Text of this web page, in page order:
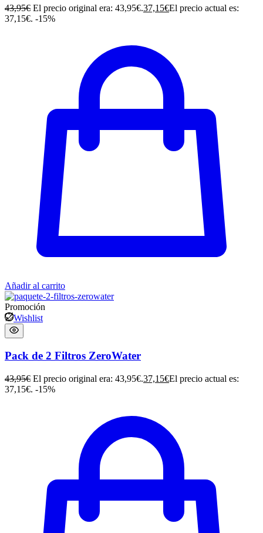
43,95€ El precio original era: 43,95€.37,15€El precio actual es:
37,15€. -15%
Añadir al carrito
Promoción
Wishlist
Pack de 2 Filtros ZeroWater
43,95€ El precio original era: 43,95€.37,15€El precio actual es:
37,15€. -15%